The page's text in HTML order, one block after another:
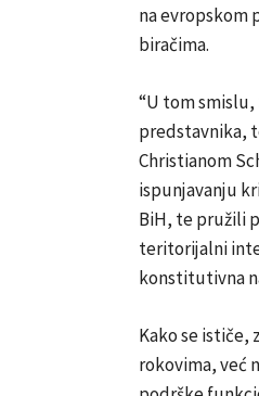
na evropskom
biračima.
“U tom
predstavnika,
Christianom
ispunjavanju
BiH, te pružili
teritorijalni
konstitutivna
Kako se ističe,
rokovima, već